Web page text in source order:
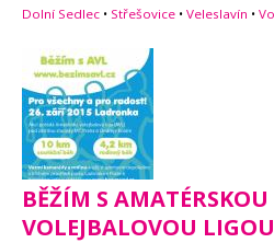
Dolní Sedlec • Střešovice • Veleslavín •
BĚŽÍM S AMATÉRSKOU
VOLEJBALOVOU LIGOU